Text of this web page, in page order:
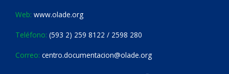
Web: www.olade.org
Teléfono: (593 2) 259 8122 / 2598 280
Correo: centro.documentacion@olade.org